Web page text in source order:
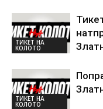
ТИКЕТ НА
КОЛОТО
ТИКЕТ НА
КОЛОТО